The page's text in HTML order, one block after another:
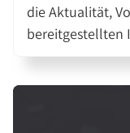
die Aktualität,
bereitgestellten